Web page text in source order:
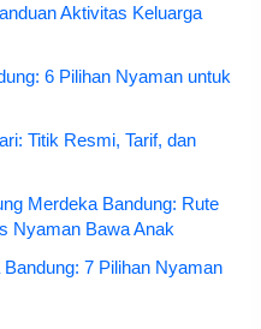
Aktivitas Keluarga
6 Pilihan Nyaman untuk
Titik Resmi, Tarif, dan
Merdeka Bandung: Rute
Nyaman Bawa Anak
7 Pilihan Nyaman